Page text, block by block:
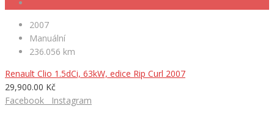
2007
Manuální
236.056 km
Renault Clio 1.5dCi, 63kW, edice Rip Curl 2007
29,900.00 Kč
Facebook
Instagram